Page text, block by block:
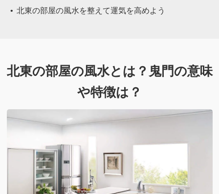
北東の部屋の風水を整えて運気を高めよう
北東の部屋の風水とは？鬼門の意味
や特徴は？